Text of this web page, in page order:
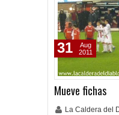
Mueve fichas
La Caldera del
31
Aug
2011